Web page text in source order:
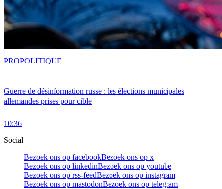
Guerre de désinformation russe : les élections municipales
allemandes prises pour cible
10:36
PROPOLITIQUE
Social
Bezoek ons op facebookBezoek ons op x
Bezoek ons op linkedinBezoek ons op youtube
Bezoek ons op rss-feedBezoek ons op instagram
Bezoek ons op mastodonBezoek ons op telegram